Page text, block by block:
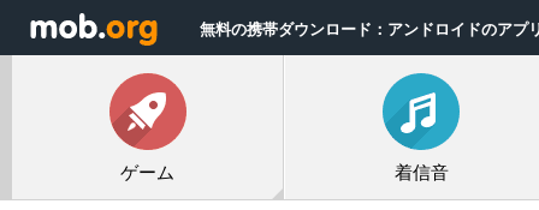
無料の携帯ダウンロード：アンドロイドのアプ
ゲーム 着信音